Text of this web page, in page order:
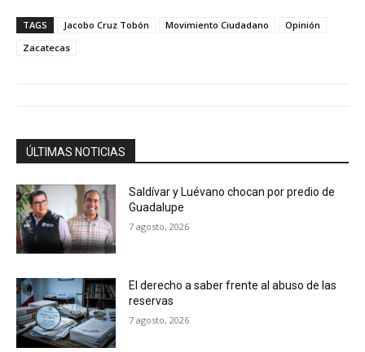
TAGS Jacobo Cruz Tobón Movimiento Ciudadano
Opinión
Zacatecas
ÚLTIMAS NOTICIAS
Saldívar y Luévano chocan por predio de
Guadalupe
7 agosto, 2026
El derecho a saber frente al abuso de las
reservas
7 agosto, 2026